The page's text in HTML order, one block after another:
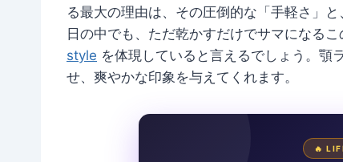
る最大の理由は、その圧倒的な「手軽さ」
日の中でも、ただ乾かすだけでサマになる
style を体現していると言えるでしょう。顎
せ、爽やかな印象を与えてくれます。
🔥